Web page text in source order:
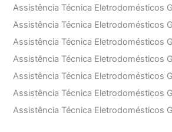
Assistência Técnica Eletrodomésticos
Assistência Técnica Eletrodomésticos
Assistência Técnica Eletrodomésticos
Assistência Técnica Eletrodomésticos
Assistência Técnica Eletrodomésticos
Assistência Técnica Eletrodomésticos
Assistência Técnica Eletrodomésticos